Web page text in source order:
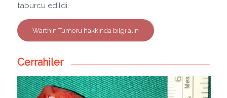
taburcu edildi.
Warthin Tümörü hakkında bilgi alın
Cerrahiler